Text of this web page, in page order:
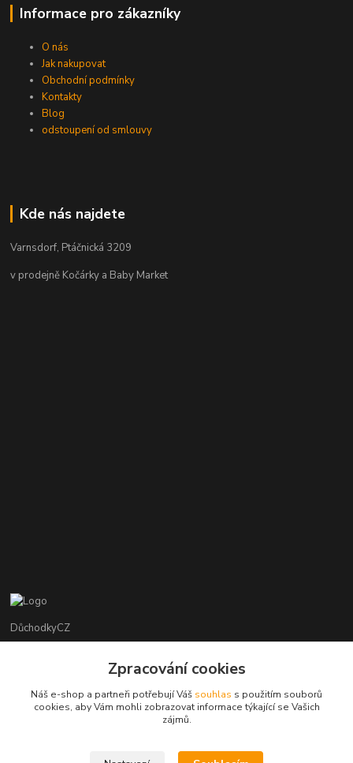
Informace pro zákazníky
O nás
Jak nakupovat
Obchodní podmínky
Kontakty
Blog
odstoupení od smlouvy
Kde nás najdete
Varnsdorf, Ptáčnická 3209
v prodejně Kočárky a Baby Market
DůchodkyCZ
+420 412384749
objednavky@duchodky.cz
Zpracování cookies
Náš e-shop a partneři potřebují Váš souhlas s použitím souborů
cookies, aby Vám mohli zobrazovat informace týkající se Vašich
zájmů.